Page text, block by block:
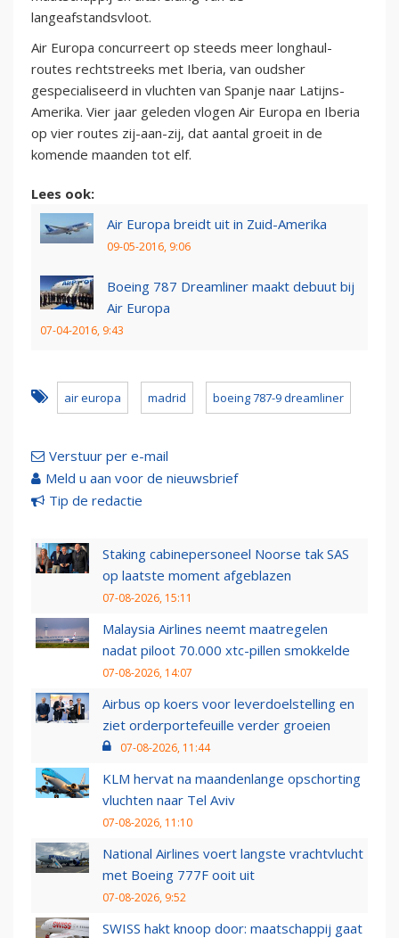
langeafstandsvloot.
Air Europa concurreert op steeds meer longhaul-
routes rechtstreeks met Iberia, van oudsher
gespecialiseerd in vluchten van Spanje naar Latijns-
Amerika. Vier jaar geleden vlogen Air Europa en Iberia
op vier routes zij-aan-zij, dat aantal groeit in de
komende maanden tot elf.
Lees ook:
Air Europa breidt uit in Zuid-Amerika
09-05-2016, 9:06
Boeing 787 Dreamliner maakt debuut bij
Air Europa
07-04-2016, 9:43
air europa madrid boeing 787-9 dreamliner
Verstuur per e-mail
Meld u aan voor de nieuwsbrief
Tip de redactie
Staking cabinepersoneel Noorse tak SAS
op laatste moment afgeblazen
07-08-2026, 15:11
Malaysia Airlines neemt maatregelen
nadat piloot 70.000 xtc-pillen smokkelde
07-08-2026, 14:07
Airbus op koers voor leverdoelstelling en
ziet orderportefeuille verder groeien
07-08-2026, 11:44
KLM hervat na maandenlange opschorting
vluchten naar Tel Aviv
07-08-2026, 11:10
National Airlines voert langste vrachtvlucht
met Boeing 777F ooit uit
07-08-2026, 9:52
SWISS hakt knoop door: maatschappij gaat